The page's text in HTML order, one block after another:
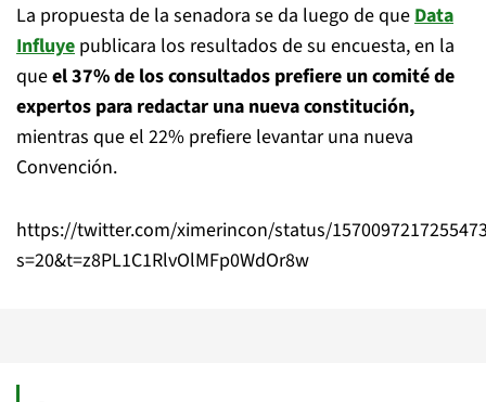
La propuesta de la senadora se da luego de queData
Influye publicara los resultados de su encuesta, en la
queel 37% de los consultados prefiere un comité de
expertos para redactar una nueva constitución,
mientras que el 22% prefiere levantar una nueva
Convención.
https://twitter.com/ximerincon/status/
s=20&t=z8PL1C1RlvOlMFp0WdOr8w